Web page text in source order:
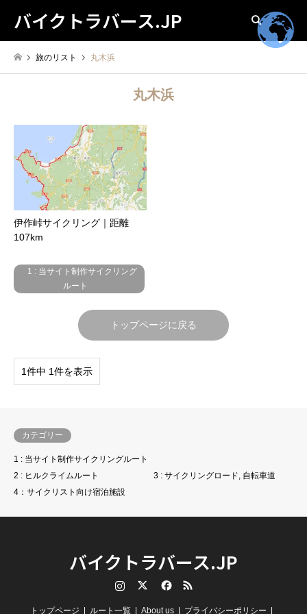
バイクトラバース.JP 検索
旅のリスト 丸木浜
丸木浜
伊作峠サイクリング｜距離
107km
1 : 当サイト制作サイクリング
ルート
トップページに戻る
1件中 1件を表示
カテゴリー
1 : 当サイト制作サイクリングルート
2 : ヒルクライムルート
3 : サイクリングロード, 自転車道
4：サイクリスト向け宿泊施設
バイクトラバース.JP
RSS
トップページ ルート一覧 About us プライバシーポリシー